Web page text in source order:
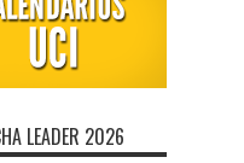
LEADER 2026